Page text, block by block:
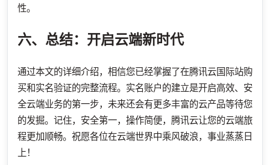
性。
六、总结：开启云端新时代
通过本文的详细介绍，相信您已经掌握了在腾讯云国际站购
买和实名验证的完整流程。实名账户的建立是开启高效、安
全云端业务的第一步，未来还会有更多丰富的云产品等待您
的发掘。记住，安全第一，操作简便，腾讯云让您的云端旅
程更加顺畅。祝愿各位在云端世界中乘风破浪，事业蒸蒸日
上！